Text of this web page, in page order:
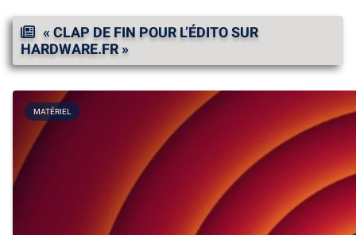
« CLAP DE FIN POUR L’ÉDITO SUR
HARDWARE.FR »
MATÉRIEL